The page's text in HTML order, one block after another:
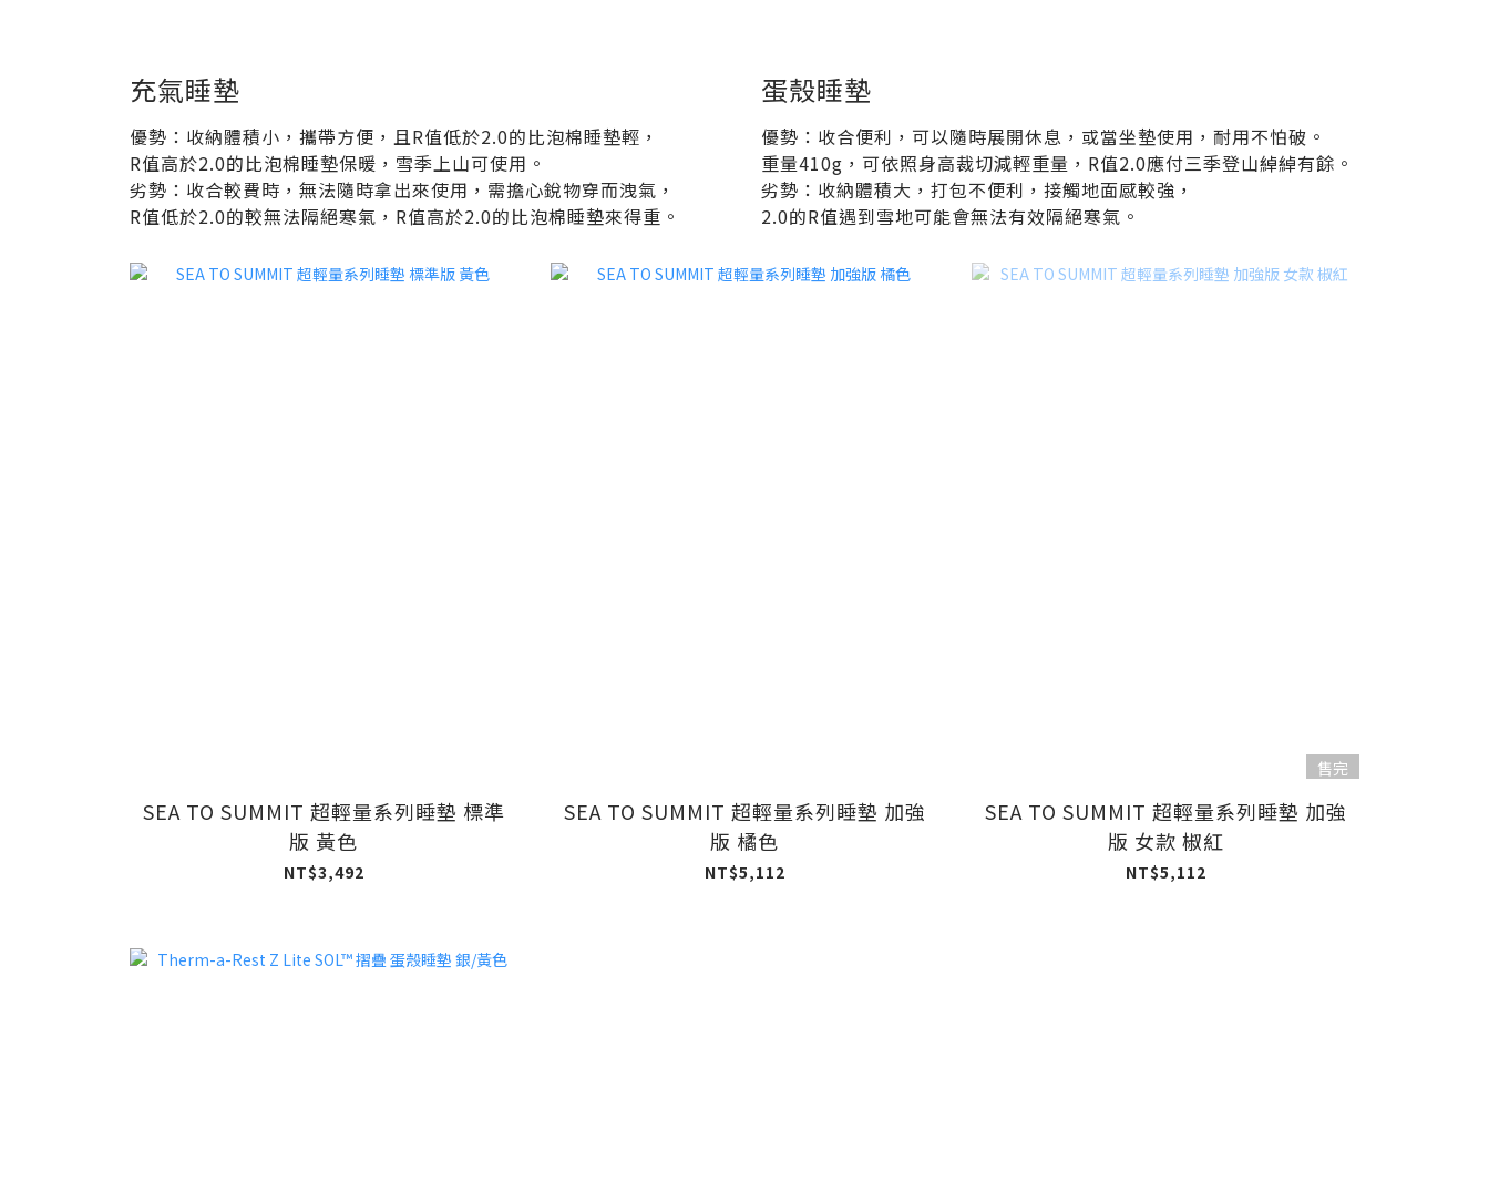
充氣睡墊
優勢：收納體積小，攜帶方便，且R值低於2.0的比泡棉睡墊輕，
R值高於2.0的比泡棉睡墊保暖，雪季上山可使用。
劣勢：收合較費時，無法隨時拿出來使用，需擔心銳物穿而洩氣，
R值低於2.0的較無法隔絕寒氣，R值高於2.0的比泡棉睡墊來得重。
蛋殼睡墊
優勢：收合便利，可以隨時展開休息，或當坐墊使用，耐用不怕破。
重量410g，可依照身高裁切減輕重量，R值2.0應付三季登山綽綽有餘。
劣勢：收納體積大，打包不便利，接觸地面感較強，
2.0的R值遇到雪地可能會無法有效隔絕寒氣。
SEA TO SUMMIT 超輕量系列睡墊 標準
版 黃色
NT$3,492
SEA TO SUMMIT 超輕量系列睡墊 加強
版 橘色
NT$5,112
售完
SEA TO SUMMIT 超輕量系列睡墊 加強
版 女款 椒紅
NT$5,112